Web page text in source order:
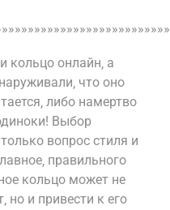
кольцо онлайн‚ а
что оно
либо намертво
Выбор
вопрос стиля и
правильного
кольцо может не
но и привести к его